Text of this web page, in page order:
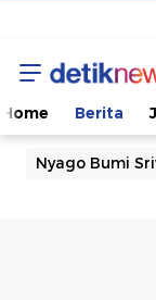
Home Berita
Nyago Bumi